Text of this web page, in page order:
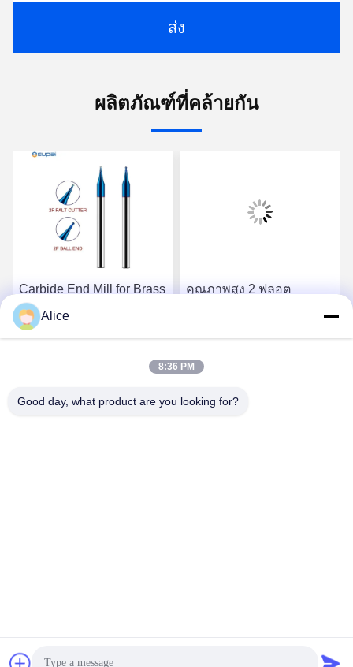
ส่ง
ผลิตภัณฑ์ที่คล้ายกัน
Carbide End Mill for Brass
Industry Needs Optimal
Performance and
หา ราคา ที่ ดี ที่สุด
คุณภาพสูง 2 ฟลอต
จีน คุณภาพดี เครื่องมือบดคาร์ไบด์ ผู้จัดจําหน่าย.ลิขสิทธิ์ 2018-
Alice
8:36 PM
Good day, what product are you looking for?